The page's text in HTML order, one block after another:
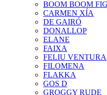
BOOM BOOM
CARMEN XÍA
DE GAIRÓ
DONALLOP
ELANE
FAIXA
FELIU VENTURA
FILOMENA
FLAKKA
GOS D
GROGGY RUDE